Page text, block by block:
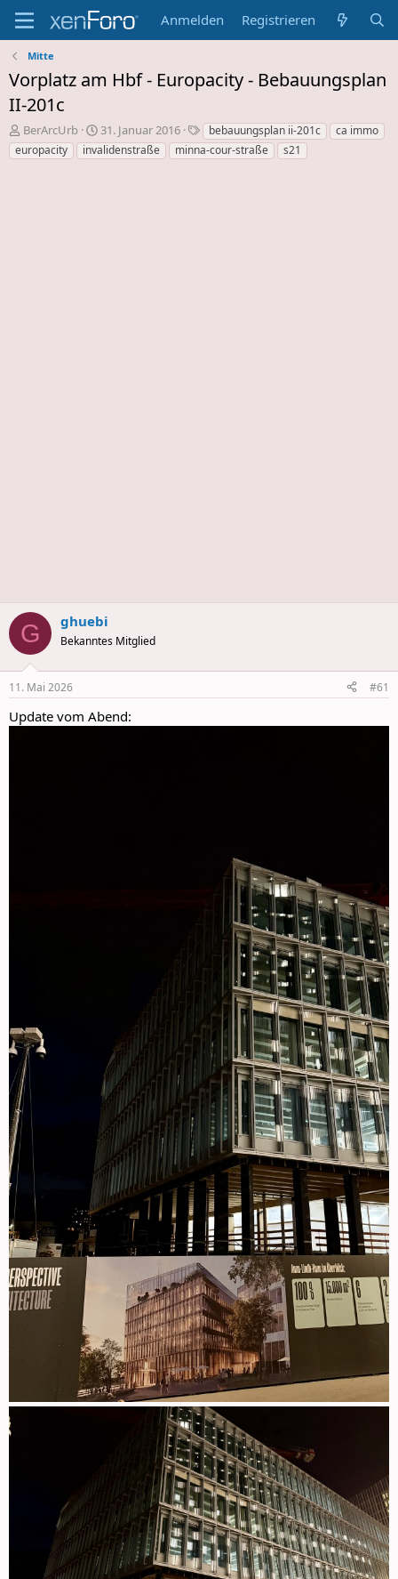
Anmelden Registrieren
Mitte
Vorplatz am Hbf - Europacity - Bebauungsplan
II-201c
E
r
s
BerArcUrb
E
r
s
31. Januar 2016
S
c
h
bebauungsplan ii-201c
ca immo
europacity
invalidenstraße minna-cour-straße s21
G ghuebi
Bekanntes Mitglied
11. Mai 2026 #61
Update vom Abend: